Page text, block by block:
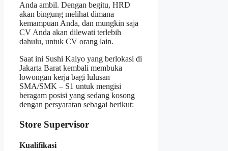
Anda ambil. Dengan begitu, HRD
akan bingung melihat dimana
kemampuan Anda, dan mungkin saja
CV Anda akan dilewati terlebih
dahulu, untuk CV orang lain.
Saat ini Sushi Kaiyo yang berlokasi di
Jakarta Barat kembali membuka
lowongan kerja bagi lulusan
SMA/SMK – S1 untuk mengisi
beragam posisi yang sedang kosong
dengan persyaratan sebagai berikut:
Store Supervisor
Kualifikasi